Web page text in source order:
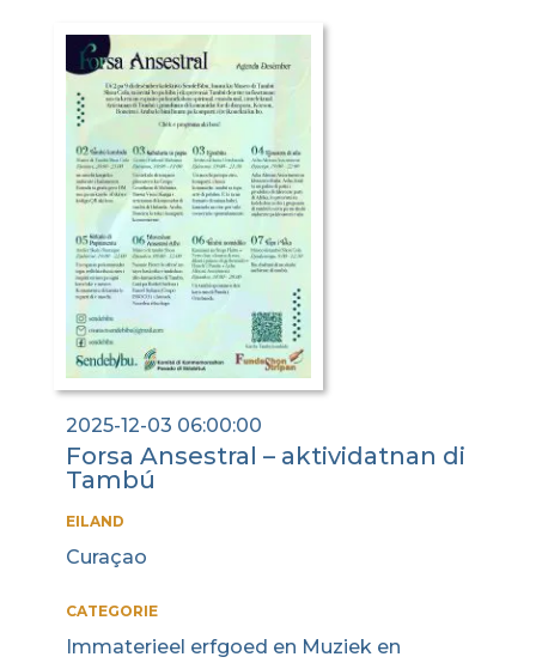
2025-12-03 06:00:00
Forsa Ansestral – aktividatnan di
Tambú
EILAND
Curaçao
CATEGORIE
Immaterieel erfgoed en Muziek en